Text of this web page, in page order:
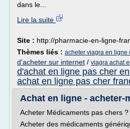
dans le...
Lire la suite
Site : http://pharmacie-en-ligne-
Thèmes liés : acheter viagra en ligne
d'acheter sur internet / viagra achat
d'achat en ligne pas cher
achat en ligne pas cher
Achat en ligne - acheter-
Acheter Médicaments pas chers ?
Acheter des médicaments